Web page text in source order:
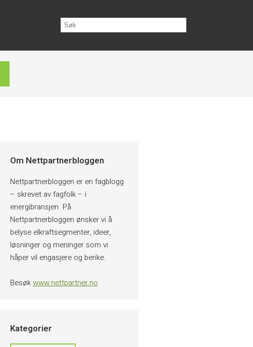
Om Nettpartnerbloggen
Nettpartnerbloggen er en fagblogg
– skrevet av fagfolk – i
energibransjen. På
Nettpartnerbloggen ønsker vi å
belyse elkraftsegmenter, ideer,
løsninger og meninger som vi
håper vil engasjere og berike.
Besøkwww.nettpartner.no
Kategorier